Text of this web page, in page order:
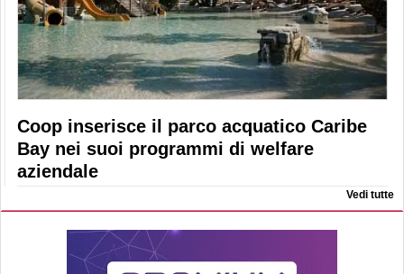
Coop inserisce il parco acquatico Caribe
Bay nei suoi programmi di welfare
aziendale
Vedi tutte